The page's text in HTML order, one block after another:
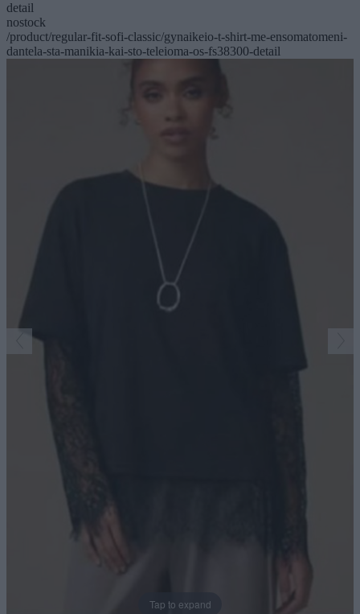
detail
nostock
/product/regular-fit-sofi-classic/gynaikeio-t-shirt-me-ensomatomeni-
dantela-sta-manikia-kai-sto-teleioma-os-fs38300-detail
Tap to expand